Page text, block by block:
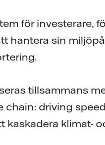
för investerare,
hantera sin
tillsammans
driving
kaskadera klimat-